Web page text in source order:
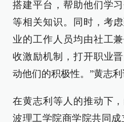
搭建平台，帮助他们学
等相关知识。同时，考
业的工作人员均由社工
收激励机制，打开职业
动他们的积极性。”黄志利
在黄志利等人的推动下
波理工学院商学院共同